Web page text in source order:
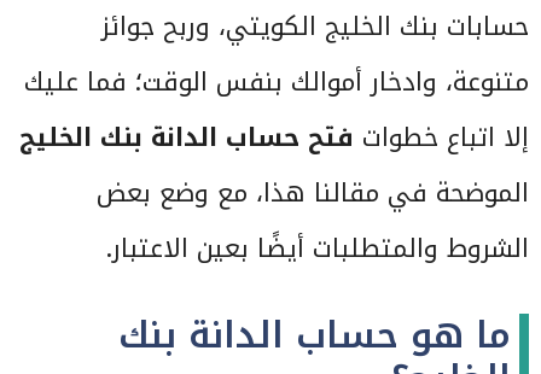
حسابات بنك الخليج الكويتي، وربح جوائز
متنوعة، وادخار أموالك بنفس الوقت؛ فما عليك
إلا اتباع خطوات فتح حساب الدانة بنك الخليج
الموضحة في مقالنا هذا، مع وضع بعض
الشروط والمتطلبات أيضًا بعين الاعتبار.
ما هو حساب الدانة بنك